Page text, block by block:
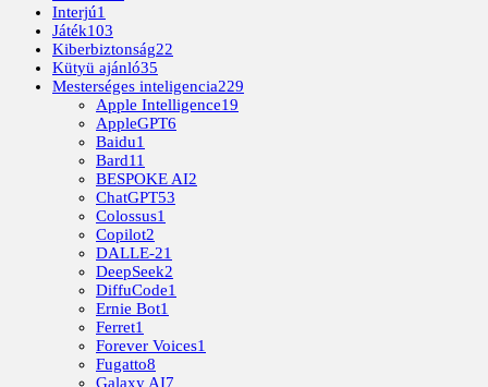
Interjú1
Játék103
Kiberbiztonság22
Kütyü ajánló35
Mesterséges inteligencia229
Apple Intelligence19
AppleGPT6
Baidu1
Bard11
BESPOKE AI2
ChatGPT53
Colossus1
Copilot2
DALLE-21
DeepSeek2
DiffuCode1
Ernie Bot1
Ferret1
Forever Voices1
Fugatto8
Galaxy AI7